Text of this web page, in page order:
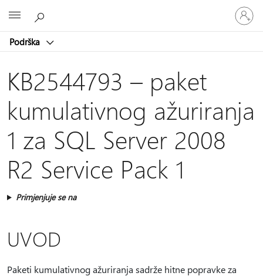
Podrška
Prijavite
se
u
račun
KB2544793 – paket
kumulativnog ažuriranja
1 za SQL Server 2008
R2 Service Pack 1
Primjenjuje se na
UVOD
Paketi kumulativnog ažuriranja sadrže hitne popravke za